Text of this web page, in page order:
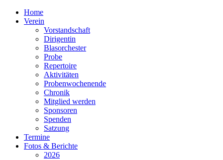
Home
Verein
Vorstandschaft
Dirigentin
Blasorchester
Probe
Repertoire
Aktivitäten
Probenwochenende
Chronik
Mitglied werden
Sponsoren
Spenden
Satzung
Termine
Fotos & Berichte
2026